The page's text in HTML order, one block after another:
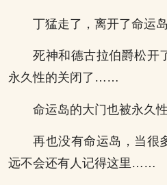
丁猛走了，离开了命运
死神和德古拉伯爵松开
永久性的关闭了……
命运岛的大门也被永久
再也没有命运岛，当很
远不会还有人记得这里……